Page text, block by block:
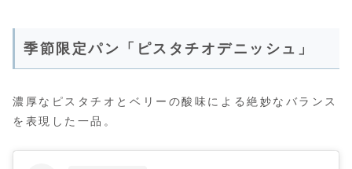
季節限定パン「ピスタチオデニッシュ」
濃厚なピスタチオとベリーの酸味による絶妙なバランス
を表現した一品。